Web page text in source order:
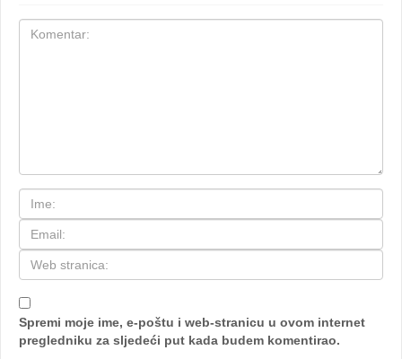
Spremi moje ime, e-poštu i web-stranicu u ovom internet
pregledniku za sljedeći put kada budem komentirao.